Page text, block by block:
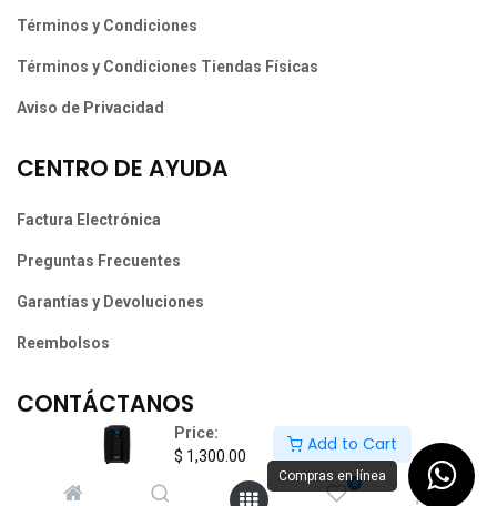
Price:
$ 1,300.00
Add to Cart
0
Términos y Condiciones
Términos y Condiciones Tiendas Físicas
Aviso de Privacidad
CENTRO DE AYUDA
Factura Electrónica
Preguntas Frecuentes
Garantías y Devoluciones
Reembolsos
CONTÁCTANOS
Ventas y servicio al cliente:
Lunes a viernes
09:00 am a 6:30 pm
Compras en línea